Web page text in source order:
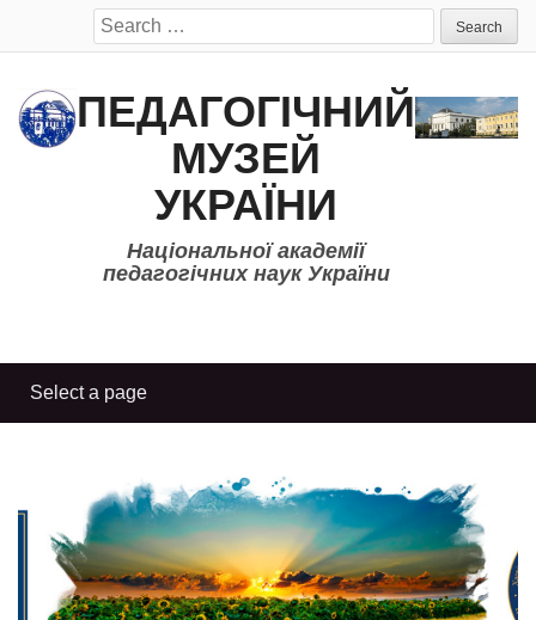
Search
for:
ПЕДАГОГІЧНИЙ
МУЗЕЙ
УКРАЇНИ
Національної академії
педагогічних наук України